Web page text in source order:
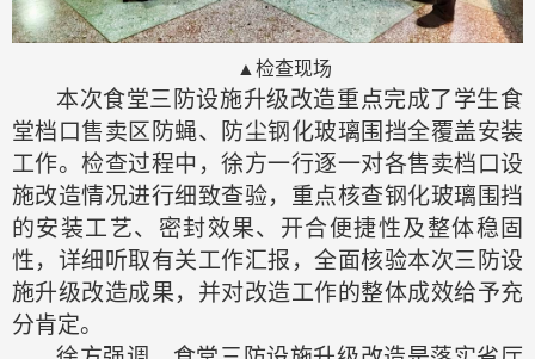
▲检查现场
本次食堂三防设施升级改造重点完成了学生食
堂档口售卖区防蝇、防尘钢化玻璃围挡全覆盖安装
工作。检查过程中，徐方一行逐一对各售卖档口设
施改造情况进行细致查验，重点核查钢化玻璃围挡
的安装工艺、密封效果、开合便捷性及整体稳固
性，详细听取有关工作汇报，全面核验本次三防设
施升级改造成果，并对改造工作的整体成效给予充
分肯定。